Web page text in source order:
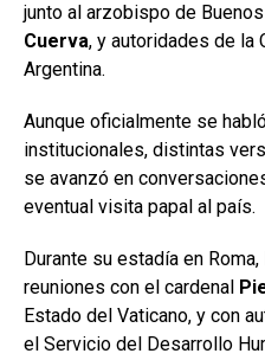
junto al arzobispo de
Cuerva, y autoridades de la
Argentina.
Aunque oficialmente se
institucionales, distintas
se avanzó en
eventual visita papal al país.
Durante su estadía en
reuniones con el cardenal
Estado del Vaticano, y con
el Servicio del Desarrollo